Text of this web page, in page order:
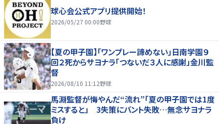
球心会公式アプリ提供開始！
2026/05/27 00:00野球
【夏の甲子園】「ワンプレー諦めない」日南学園９
回２死からサヨナラ「つないだ３人に感謝」金川監
督
2026/08/10 11:12野球
馬淵監督が悔やんだ“流れ”「夏の甲子園では1度
ミスすると」 3失策にバント失敗…無念サヨナラ
負け